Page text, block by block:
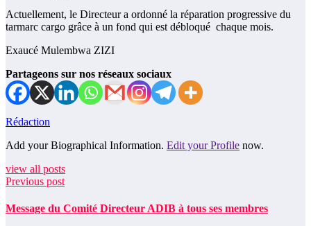
Actuellement, le Directeur a ordonné la réparation progressive du
tarmarc cargo grâce à un fond qui est débloqué chaque mois.
Exaucé Mulembwa ZIZI
Partageons sur nos réseaux sociaux
Rédaction
Add your Biographical Information. Edit your Profile now.
view all posts
Previous post
Message du Comité Directeur ADIB à tous ses membres